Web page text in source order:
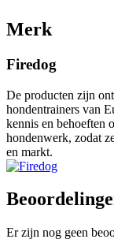
Merk
Firedog
De producten zijn
hondentrainers van
kennis en behoeften
hondenwerk, zodat
en markt.
Er zijn nog geen